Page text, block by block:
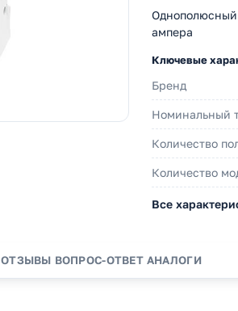
ампера
Ключевые
Бренд
Номинальный
Количество
Количество
Все
ОТЗЫВЫ ВОПРОС-ОТВЕТ АНАЛОГИ